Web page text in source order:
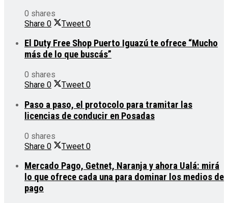
0 shares
Share 0 Tweet 0
El Duty Free Shop Puerto Iguazú te ofrece “Mucho
más de lo que buscás”
0 shares
Share 0 Tweet 0
Paso a paso, el protocolo para tramitar las
licencias de conducir en Posadas
0 shares
Share 0 Tweet 0
Mercado Pago, Getnet, Naranja y ahora Ualá: mirá
lo que ofrece cada una para dominar los medios de
pago